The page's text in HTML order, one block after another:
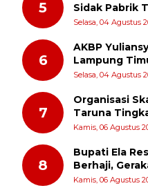
5
Sidak Pabrik
PPUKI
Selasa, 04 Agustus
6
AKBP
Lampung
Gemilang
Selasa, 04 Agustus
7
Organisasi
Taruna
Melakukan
Kamis, 06 Agustus
8
Bupati Ela
Berhaji,
untuk
Kamis, 06 Agustus